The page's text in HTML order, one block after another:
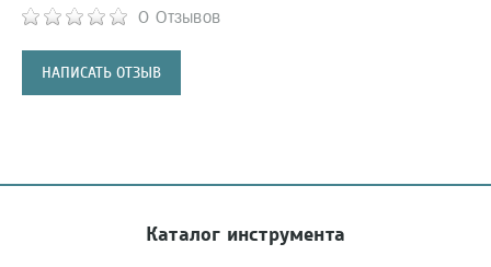
0 Отзывов
НАПИСАТЬ ОТЗЫВ
Каталог инструмента